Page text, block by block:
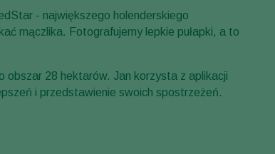
Ecuador
Finland (Finnish)
France
- największego holenderskiego
mączlika. Fotografujemy lepkie pułapki, a to
obszar 28 hektarów. Jan korzysta z aplikacji
i przedstawienie swoich spostrzeżeń.